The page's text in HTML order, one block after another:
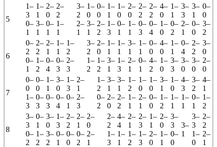
5
1–
3
0–
1
1–
1
3–
1
2–
0
0–
1
2–
2
1–
1
3–
2
2–
1
1–
0
3–
1
0–
0
2–
2
1–
1
1–
3
1–
0
0–
1
2–
0
1–
1
2–
2
0–
3
2–
2
0–
4
4–
0
1–
0
1–
1
0–
2
3–
3
2–
1
3–
1
0–
0
0–
0
3–
2
6
0–
2
0–
1
2–
2
1–
2
2–
1
0–
4
1–
1
0–
3
1–
2
2–
3
3–
2
1–
2
2–
0
1–
2
1–
1
3–
1
1–
1
1–
3
3–
1
2–
1
1–
1
0–
1
0–
0
4–
2
4–
0
1–
0
1–
1
3–
3
0–
4
3–
0
2–
2
3–
0
3–
0
2–
0
7
0–
0
1–
3
0–
0
0–
3
1–
1
0–
3
3–
0
0–
4
1–
3
0–
1
2–
1
2–
3
1–
2
0–
2
3–
1
2–
0
3–
1
2–
2
1–
2
1–
1
1–
0
2–
1
1–
0
0–
0
3–
1
1–
2
1–
0
1–
1
4–
3
1–
1
3–
2
0–
1
4–
1
1–
2
8
3–
3
0–
2
0–
1
1–
2
3–
0
3–
2
1–
3
0–
1
2–
2
0–
0
2–
1
0–
2
2–
0
2–
1
2–
2
1–
3
4–
4
1–
1
2–
1
1–
2
2–
3
1–
3
1–
1
2–
0
2–
0
1–
1
3–
3
0–
0
3–
1
3–
3
1–
0
2–
2
2–
1